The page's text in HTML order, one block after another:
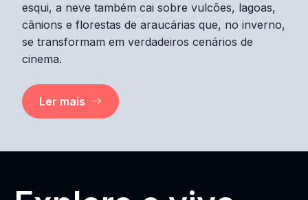
esqui, a neve também cai sobre vulcões, lagoas,
cânions e florestas de araucárias que, no inverno,
se transformam em verdadeiros cenários de
cinema.
Ler mais